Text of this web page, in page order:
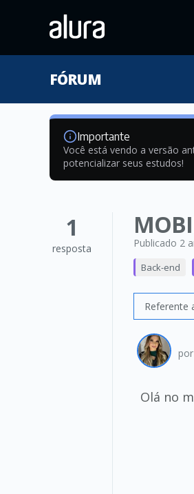
FÓRUM
Importante
Você está vendo a versão
potencializar seus estudos!
1
resposta Publicado 2
Back-end
Referente
por
Olá no